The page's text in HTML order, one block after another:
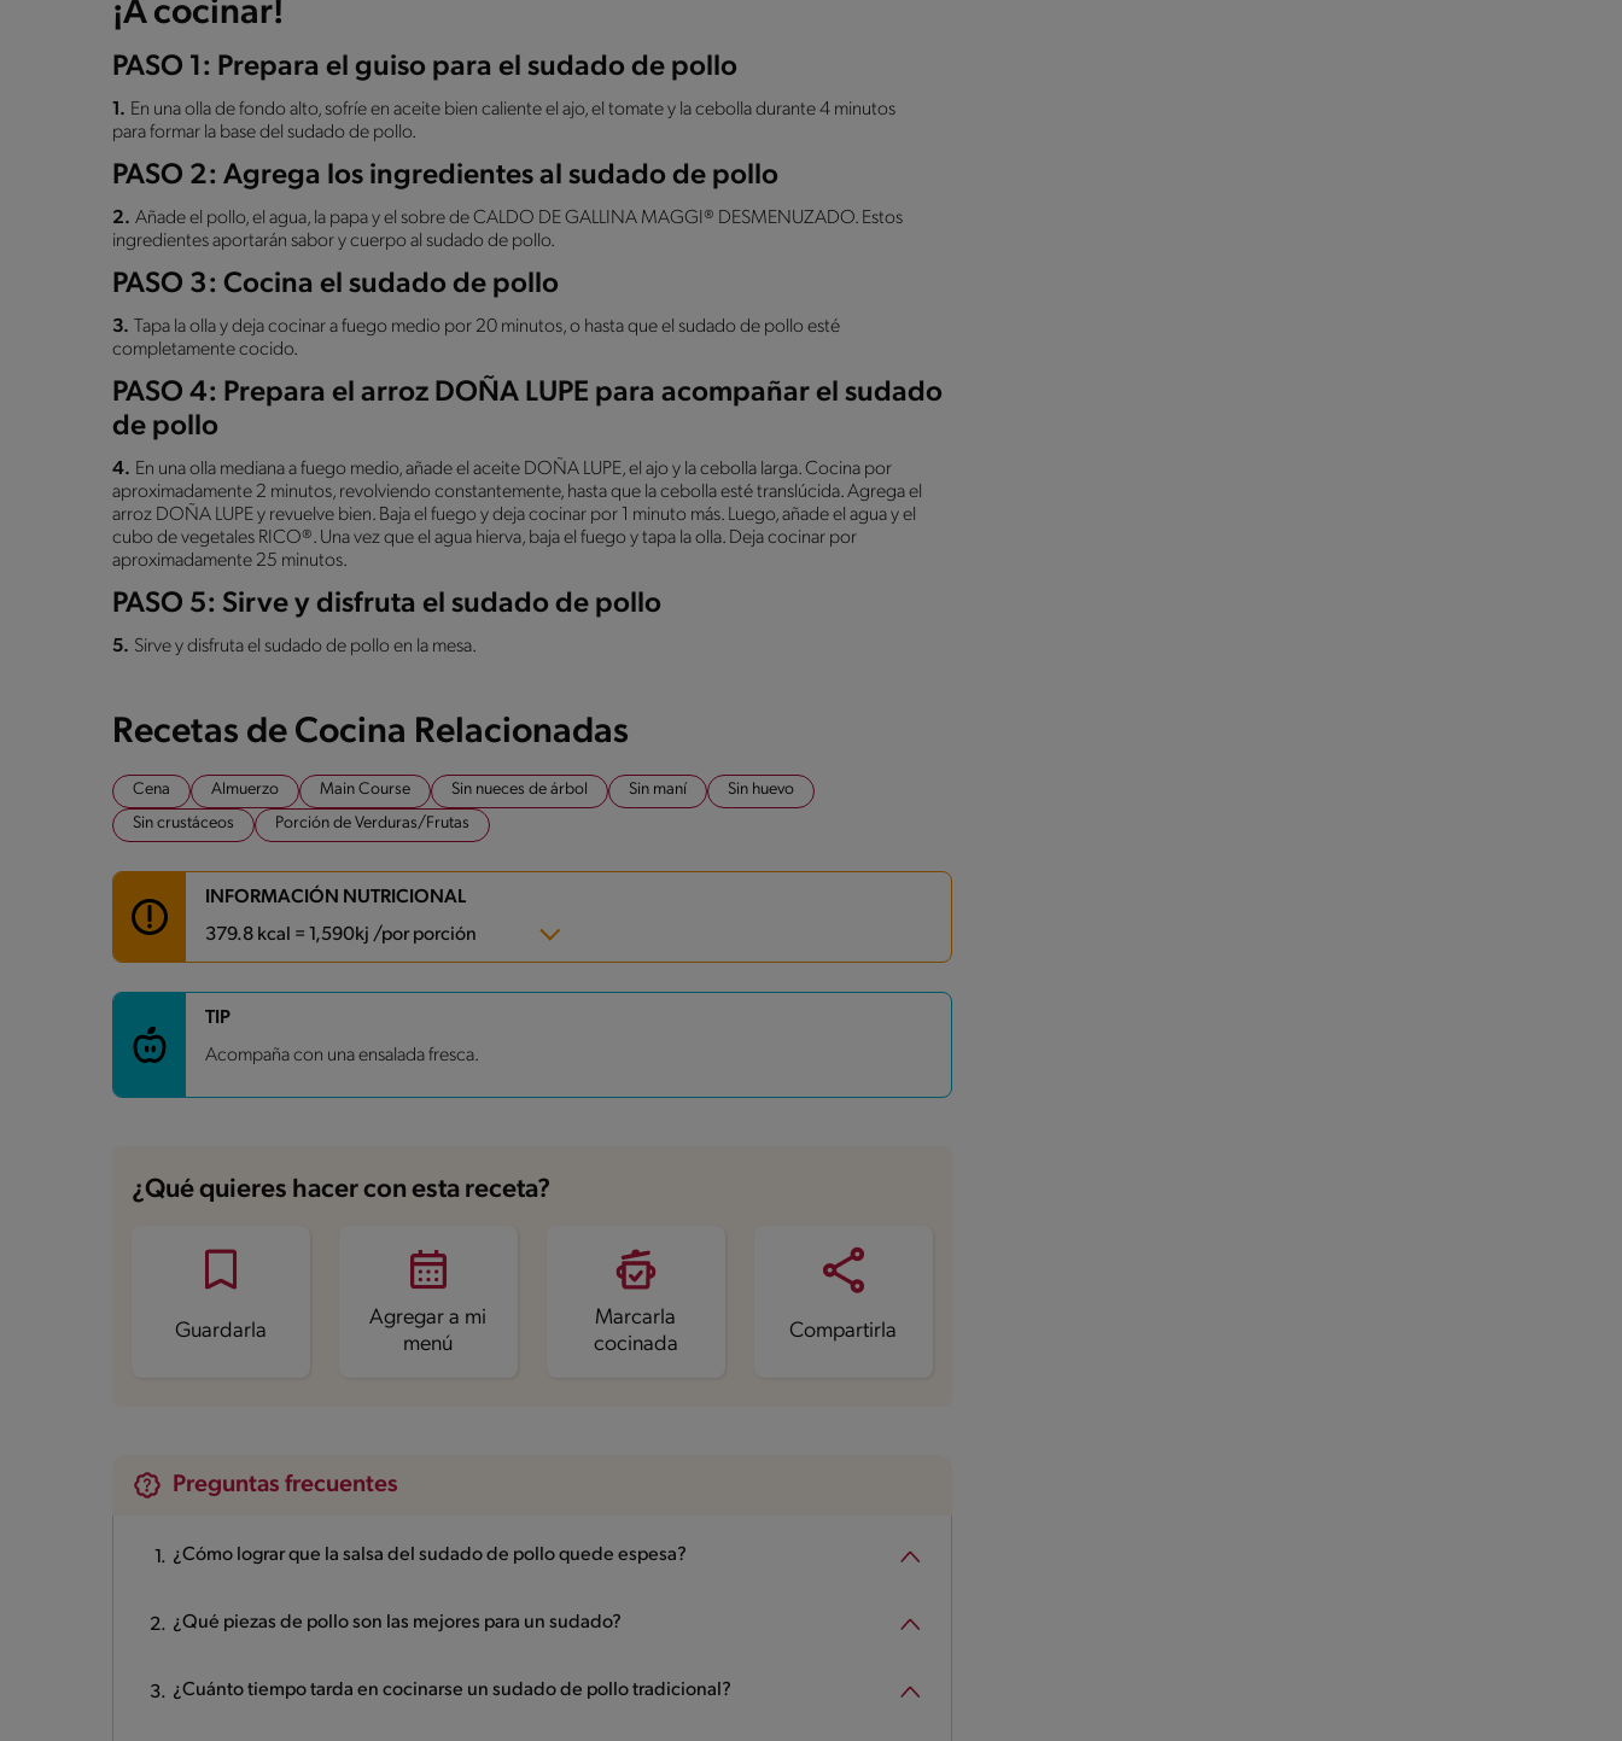
¡A cocinar!
PASO 1: Prepara el guiso para el sudado de pollo
1. En una olla de fondo alto, sofríe en aceite bien caliente el ajo, el tomate y la cebolla durante 4 minutos
para formar la base del sudado de pollo.
PASO 2: Agrega los ingredientes al sudado de pollo
2. Añade el pollo, el agua, la papa y el sobre de CALDO DE GALLINA MAGGI® DESMENUZADO. Estos
ingredientes aportarán sabor y cuerpo al sudado de pollo.
PASO 3: Cocina el sudado de pollo
3.
Tapa la olla y deja cocinar a fuego medio por 20 minutos, o hasta que el sudado de pollo esté
completamente cocido.
PASO 4: Prepara el arroz DOÑA LUPE para acompañar el sudado
de pollo
4. En una olla mediana a fuego medio, añade el aceite DOÑA LUPE, el ajo y la cebolla larga. Cocina por
aproximadamente 2 minutos, revolviendo constantemente, hasta que la cebolla esté translúcida. Agrega el
arroz DOÑA LUPE y revuelve bien. Baja el fuego y deja cocinar por 1 minuto más. Luego, añade el agua y el
cubo de vegetales RICO®. Una vez que el agua hierva, baja el fuego y tapa la olla. Deja cocinar por
aproximadamente 25 minutos.
PASO 5: Sirve y disfruta el sudado de pollo
5. Sirve y disfruta el sudado de pollo en la mesa.
Recetas de Cocina Relacionadas
Cena Almuerzo Main Course Sin nueces de árbol Sin maní
Sin huevo
Sin crustáceos
Porción de Verduras/Frutas
INFORMACIÓN NUTRICIONAL
379.8 kcal = 1,590kj /por porción
Carbohidratos
Grasas 10.5 g
Azúcares
3.5 g
TIP
Acompaña con una ensalada fresca.
¿Qué quieres hacer con esta receta?
Guardarla
Agregar a mi
menú
Marcarla
cocinada
Compartirla
Preguntas frecuentes
¿Cómo lograr que la salsa del sudado de pollo quede espesa?
¿Qué piezas de pollo son las mejores para un sudado?
¿Cuánto tiempo tarda en cocinarse un sudado de pollo tradicional?